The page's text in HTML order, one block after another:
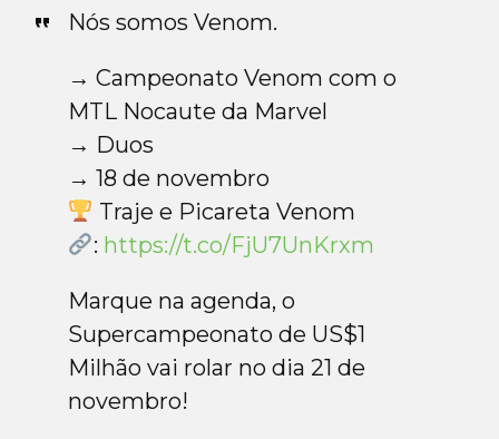
Nós somos Venom.
→ Campeonato Venom com o
MTL Nocaute da Marvel
→ Duos
→ 18 de novembro
Traje e Picareta Venom
: https://t.co/FjU7UnKrxm
Marque na agenda, o
Supercampeonato de US$1
Milhão vai rolar no dia 21 de
novembro!